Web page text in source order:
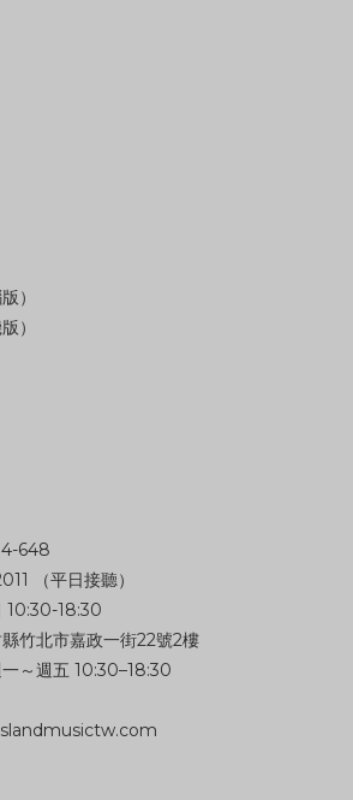
）
）
648
（平日接聽）
10:30-18:30
竹北市嘉政一街22號2樓
～週五 10:30–18:30